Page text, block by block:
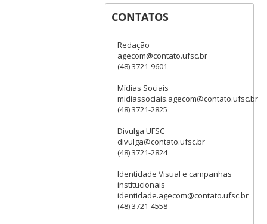
CONTATOS
Redação
agecom@contato.ufsc.br
(48) 3721-9601
Mídias Sociais
midiassociais.agecom@contato.ufsc.br
(48) 3721-2825
Divulga UFSC
divulga@contato.ufsc.br
(48) 3721-2824
Identidade Visual e campanhas
institucionais
identidade.agecom@contato.ufsc.br
(48) 3721-4558